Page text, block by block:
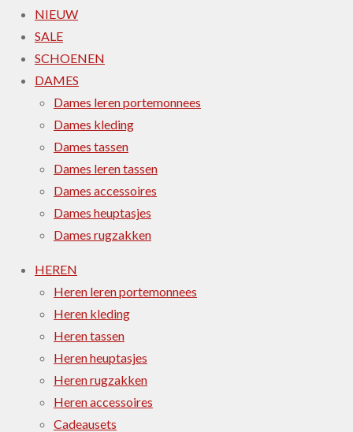
NIEUW
SALE
SCHOENEN
DAMES
Dames leren portemonnees
Dames kleding
Dames tassen
Dames leren tassen
Dames accessoires
Dames heuptasjes
Dames rugzakken
HEREN
Heren leren portemonnees
Heren kleding
Heren tassen
Heren heuptasjes
Heren rugzakken
Heren accessoires
Cadeausets